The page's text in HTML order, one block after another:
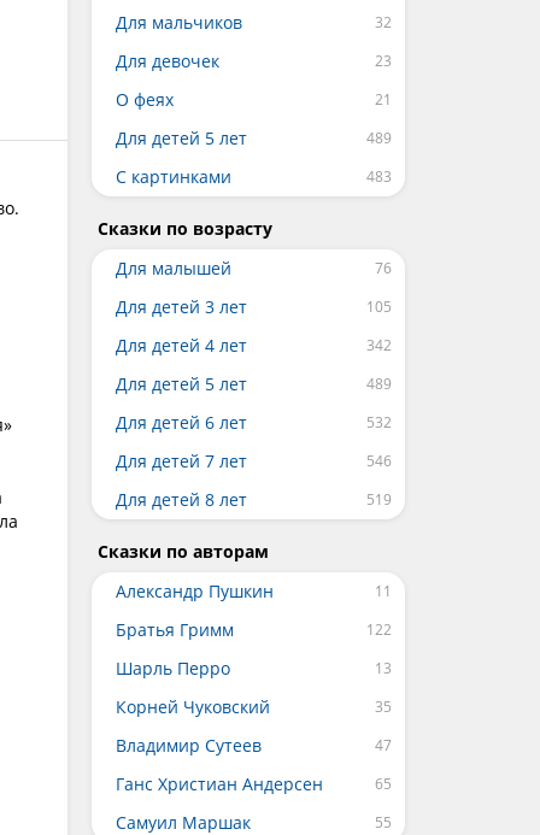
Для мальчиков
Для девочек
О феях
Для детей 5 лет
С картинками
Сказки по возрасту
Для малышей
Для детей 3 лет
Для детей 4 лет
Для детей 5 лет
Для детей 6 лет
Для детей 7 лет
Для детей 8 лет
Сказки по авторам
Александр Пушкин
Братья Гримм
Шарль Перро
Корней Чуковский
Владимир Сутеев
Ганс Христиан Андерсен
Самуил Маршак